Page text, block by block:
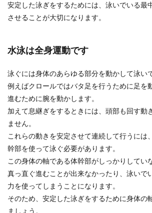
ブリッジのやり方の
さっそく挑戦してみよ
が、そう簡単にはできない
スノボ初心者におす
利な持ち物たちを紹
スノボ初心者はウェアや手
物はわかっても、何がある
ないものです...
自転車と徒歩で痩せ
安定した泳ぎをするためには、泳いでいる最
させることが大切になります。
水泳は全身運動です
泳ぐには身体のあらゆる部分を動かして泳い
例えばクロールではバタ足を行うために足を
進むために腕を動かします。
加えて息継ぎをするときには、頭部も回す動
ません。
これらの動きを安定させて連続して行うには
幹部を使って泳ぐ必要があります。
この身体の軸である体幹部がしっかりしてい
真っ直ぐ進むことが出来なかったり、泳いで
力を使ってしまうことになります。
そのため、安定した泳ぎをするために身体の
ましょう。